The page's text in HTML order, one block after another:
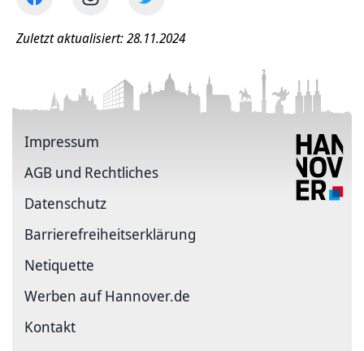
Zuletzt aktualisiert: 28.11.2024
Impressum
AGB und Rechtliches
Datenschutz
Barriere­freiheits­erklärung
Netiquette
Werben auf Hannover.de
Kontakt